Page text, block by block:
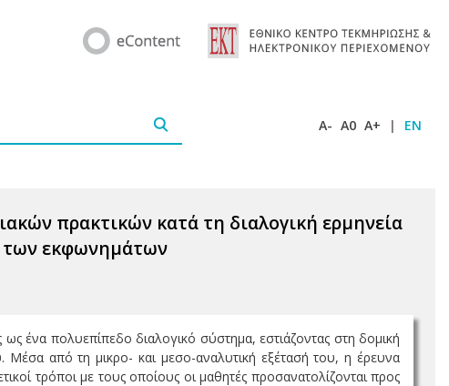
A- A0 A+ | EN
πρακτικών κατά τη διαλογική ερμηνεία
των εκφωνημάτων
ένα πολυεπίπεδο διαλογικό σύστημα, εστιάζοντας στη δομική
Μέσα από τη μικρο- και μεσο-αναλυτική εξέτασή του, η έρευνα
τρόποι με τους οποίους οι μαθητές προσανατολίζονται προς